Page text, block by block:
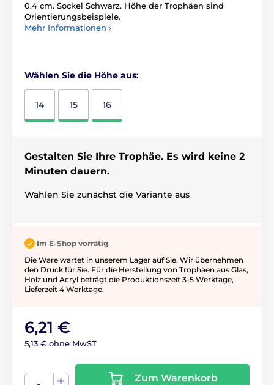
0.4 cm. Sockel Schwarz. Höhe der Trophäen sind
Orientierungsbeispiele.
Mehr Informationen ›
Wählen Sie die Höhe aus:
14 15 16
Gestalten Sie Ihre Trophäe. Es wird keine 2
Minuten dauern.
Wählen Sie zunächst die Variante aus
Im E-Shop vorrätig
Die Ware wartet in unserem Lager auf Sie. Wir übernehmen
den Druck für Sie. Für die Herstellung von Trophäen aus Glas,
Holz und Acryl beträgt die Produktionszeit 3-5 ​​Werktage,
Lieferzeit 4 Werktage.
6,21 €
5,13 € ohne MwST
Zum Warenkorb